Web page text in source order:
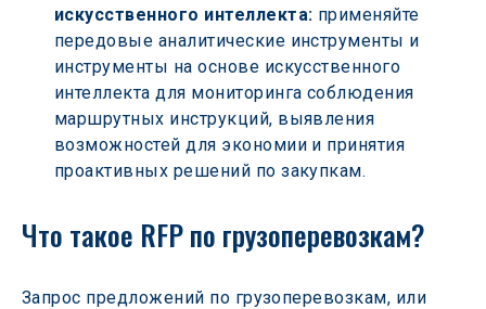
искусственного интеллекта: применяйте
передовые аналитические инструменты и
инструменты на основе искусственного
интеллекта для мониторинга соблюдения
маршрутных инструкций, выявления
возможностей для экономии и принятия
проактивных решений по закупкам.
Что такое RFP по грузоперевозкам?
Запрос предложений по грузоперевозкам, или